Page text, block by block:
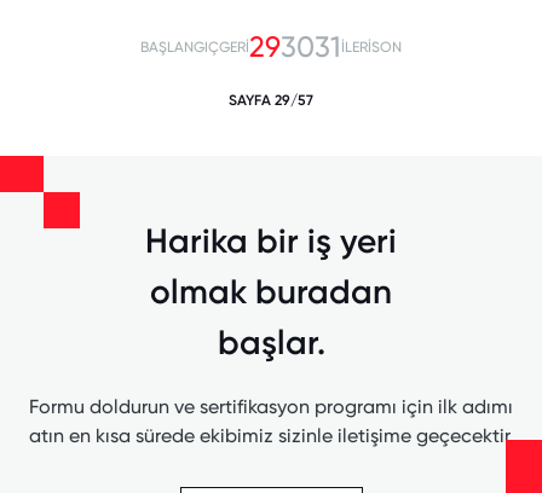
BAŞLANGIÇGERİ293031 İLERİSON
SAYFA 29/57
Harika bir iş yeri
olmak buradan
başlar.
Formu doldurun ve sertifikasyon programı için ilk adımı
atın en kısa sürede ekibimiz sizinle iletişime geçecektir.